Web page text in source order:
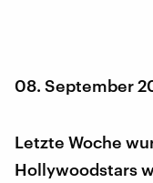
08. September
Letzte Woche
Hollywoodstars